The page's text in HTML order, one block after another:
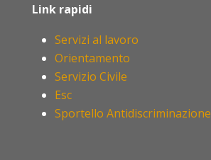
Link rapidi
Servizi al lavoro
Orientamento
Servizio Civile
Esc
Sportello Antidiscriminazione